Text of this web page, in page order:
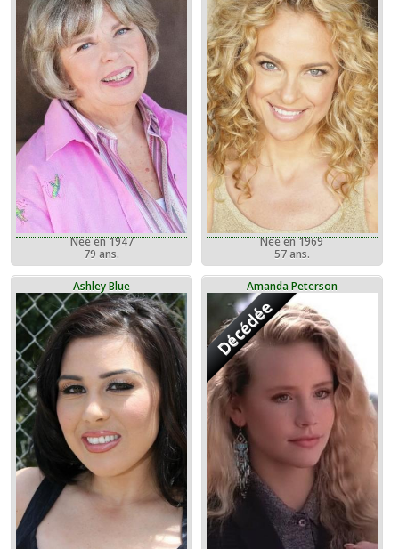
Née en 1947
79 ans.
Née en 1969
57 ans.
Ashley Blue Amanda Peterson
Décédée